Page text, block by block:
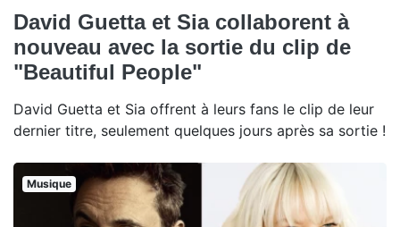
David Guetta et Sia collaborent à
nouveau avec la sortie du clip de
"Beautiful People"
David Guetta et Sia offrent à leurs fans le clip de leur
dernier titre, seulement quelques jours après sa sortie !
Musique